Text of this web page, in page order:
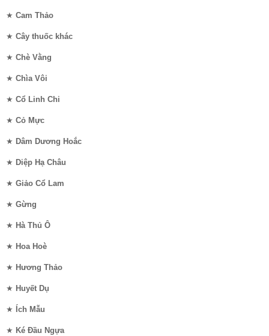
★ Cam Thảo
★ Cây thuốc khác
★ Chè Vằng
★ Chìa Vôi
★ Cổ Linh Chi
★ Cỏ Mực
★ Dâm Dương Hoắc
★ Diệp Hạ Châu
★ Giảo Cổ Lam
★ Gừng
★ Hà Thủ Ô
★ Hoa Hoè
★ Hương Thảo
★ Huyết Dụ
★ Ích Mẫu
★ Ké Đầu Ngựa